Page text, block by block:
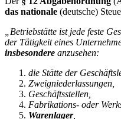
das nationale (deutsche)
„Betriebstätte ist jede feste
der Tätigkeit eines
insbesondere anzusehen:
die Stätte der
Zweigniederlassungen,
Geschäftsstellen,
Fabrikations- oder
Warenlager,